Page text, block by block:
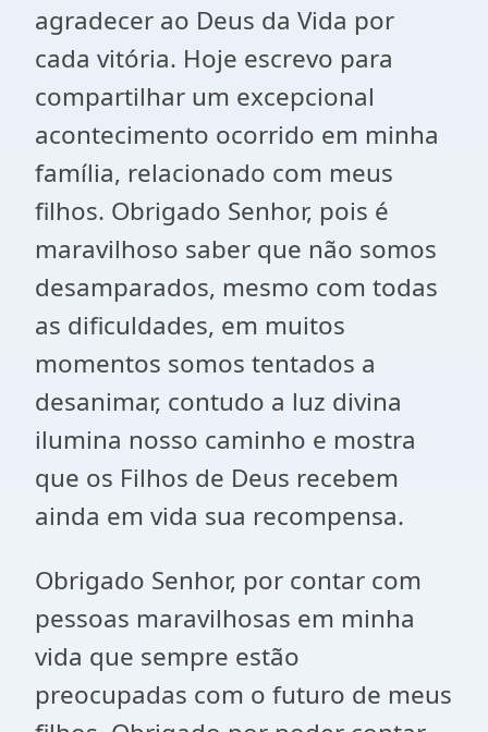
agradecer ao Deus da Vida por
cada vitória. Hoje escrevo para
compartilhar um excepcional
acontecimento ocorrido em minha
família, relacionado com meus
filhos. Obrigado Senhor, pois é
maravilhoso saber que não somos
desamparados, mesmo com todas
as dificuldades, em muitos
momentos somos tentados a
desanimar, contudo a luz divina
ilumina nosso caminho e mostra
que os Filhos de Deus recebem
ainda em vida sua recompensa.
Obrigado Senhor, por contar com
pessoas maravilhosas em minha
vida que sempre estão
preocupadas com o futuro de meus